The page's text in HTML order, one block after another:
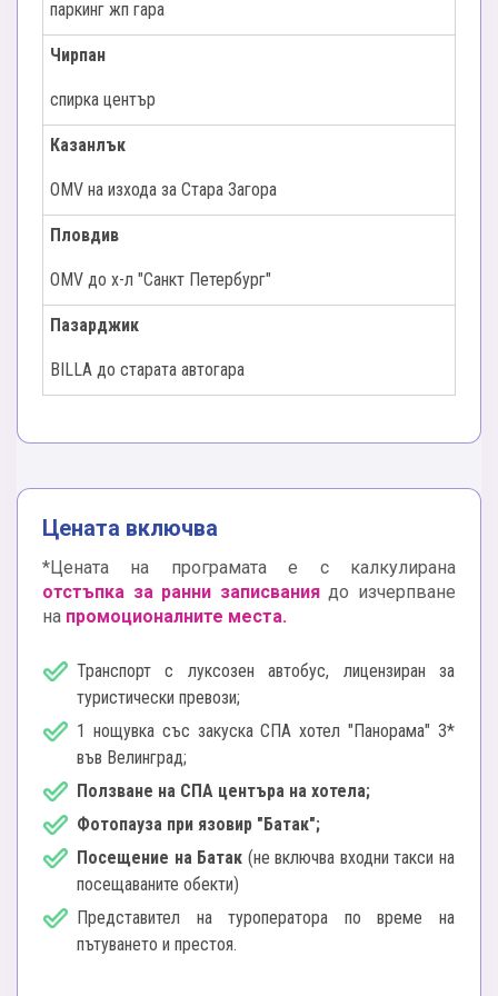
паркинг жп гара
Чирпан
спирка център
Казанлък
ОМV на изхода за Стара Загора
Пловдив
OMV до х-л "Санкт Петербург"
Пазарджик
BILLA до старата автогара
Цената включва
*Цената на програмата е с калкулирана
отстъпка за ранни записваниядо изчерпване
на промоционалните места.
Транспорт с луксозен автобус, лицензиран за
туристически превози;
1 нощувка със закуска СПА хотел "Панорама" 3*
във Велинград;
Ползване на СПА центъра на хотела;
Фотопауза при язовир "Батак";
Посещение на Батак (не включва входни такси на
посещаваните обекти)
Представител на туроператора по време на
пътуването и престоя.